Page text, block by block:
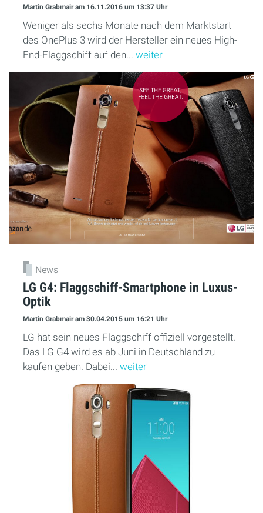
Martin Grabmairam 16.11.2016 um 13:37 Uhr
Weniger als sechs Monate nach dem Marktstart
des OnePlus 3 wird der Hersteller ein neues High-
End-Flaggschiff auf den... weiter
News
LG G4: Flaggschiff-Smartphone in Luxus-
Optik
Martin Grabmairam 30.04.2015 um 16:21 Uhr
LG hat sein neues Flaggschiff offiziell vorgestellt.
Das LG G4 wird es ab Juni in Deutschland zu
kaufen geben. Dabei... weiter